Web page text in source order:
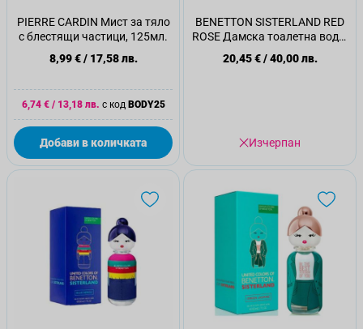
PIERRE CARDIN Мист за тяло
с блестящи частици, 125мл.
8,99 €/ 17,58 лв.
6,74 €/ 13,18 лв. с код BODY25
Добави в количката
BENETTON SISTERLAND RED
ROSE Дамска тоалетна вода,
80 мл.
20,45 €/40,00 лв.
Изчерпан